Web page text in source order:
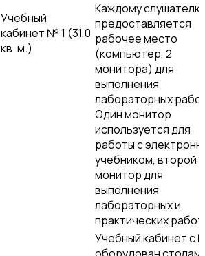
Учебный
кабинет № 1 (31,0
кв. м.)
Каждому слушателю
предоставляется
рабочее место
(компьютер, 2
монитора) для
выполнения
лабораторных
Один монитор
используется для
работы с
учебником, второй
монитор для
выполнения
лабораторных и
практических
Учебный кабинет с